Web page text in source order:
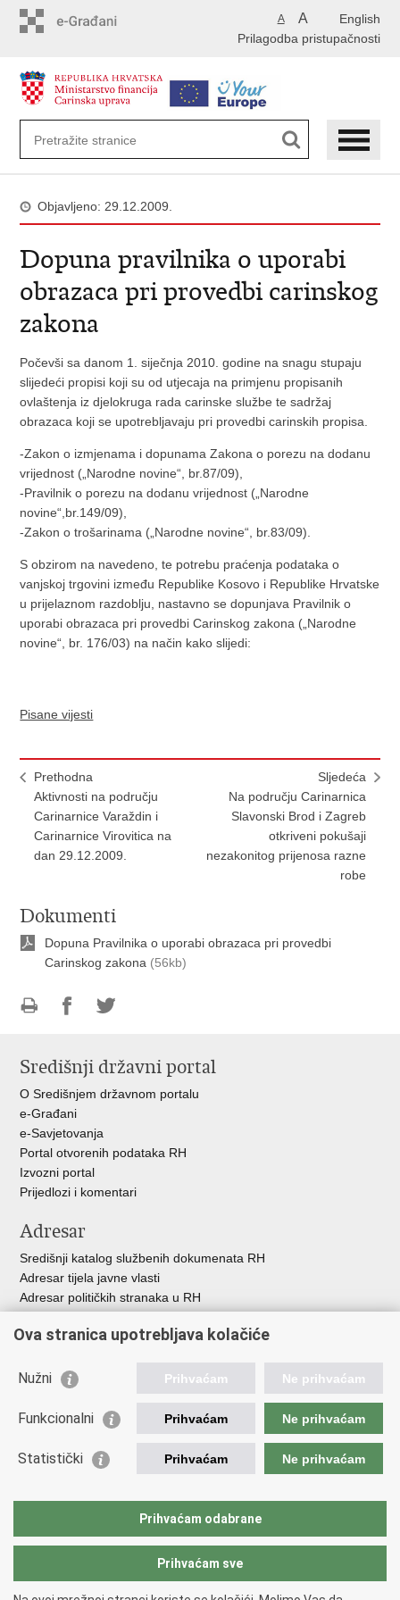
English
A A
Prilagodba pristupačnosti
Objavljeno: 29.12.2009.
Dopuna pravilnika o uporabi
obrazaca pri provedbi carinskog
zakona
Počevši sa danom 1. siječnja 2010. godine na snagu stupaju
slijedeći propisi koji su od utjecaja na primjenu propisanih
ovlaštenja iz djelokruga rada carinske službe te sadržaj
obrazaca koji se upotrebljavaju pri provedbi carinskih propisa.
-Zakon o izmjenama i dopunama Zakona o porezu na dodanu
vrijednost („Narodne novine“, br.87/09),
-Pravilnik o porezu na dodanu vrijednost („Narodne
novine“,br.149/09),
-Zakon o trošarinama („Narodne novine“, br.83/09).
S obzirom na navedeno, te potrebu praćenja podataka o
vanjskoj trgovini između Republike Kosovo i Republike Hrvatske
u prijelaznom razdoblju, nastavno se dopunjava Pravilnik o
uporabi obrazaca pri provedbi Carinskog zakona („Narodne
novine“, br. 176/03) na način kako slijedi:
Pisane vijesti
Prethodna
Aktivnosti na području
Carinarnice Varaždin i
Carinarnice Virovitica na
dan 29.12.2009.
Sljedeća
Na području Carinarnica
Slavonski Brod i Zagreb
otkriveni pokušaji
nezakonitog prijenosa razne
robe
Dokumenti
Dopuna Pravilnika o uporabi obrazaca pri provedbi
Carinskog zakona (56kb)
FacebookuTwitteru
Središnji državni portal
O Središnjem državnom portalu
e-Građani
e-Savjetovanja
Portal otvorenih podataka RH
Izvozni portal
Prijedlozi i komentari
Adresar
Središnji katalog službenih dokumenata RH
Adresar tijela javne vlasti
Adresar političkih stranaka u RH
Besplatni telefoni javne uprave
Važne poveznice
Vlada Republike Hrvatske
Europska komisija
Taxation and Customs Union
Ova stranica upotrebljava kolačiće
Nužni Prihvaćam Ne prihvaćam
Funkcionalni Prihvaćam Ne prihvaćam
Statistički Prihvaćam Ne prihvaćam
Prihvaćam odabrane
Prihvaćam sve